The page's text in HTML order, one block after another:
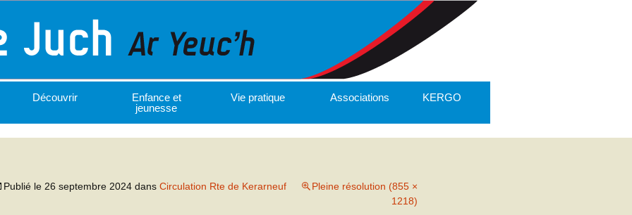
Découvrir
Enfance et
jeunesse
Vie pratique Associations KERGO
Publié le 26 septembre 2024 dans Circulation Rte de Kerarneuf
Pleine résolution (855 ×
1218)